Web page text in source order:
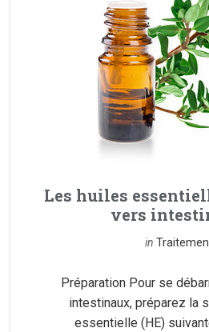
Les huiles
vers
in
Préparation Pour se
intestinaux, préparez la
essentielle (HE)